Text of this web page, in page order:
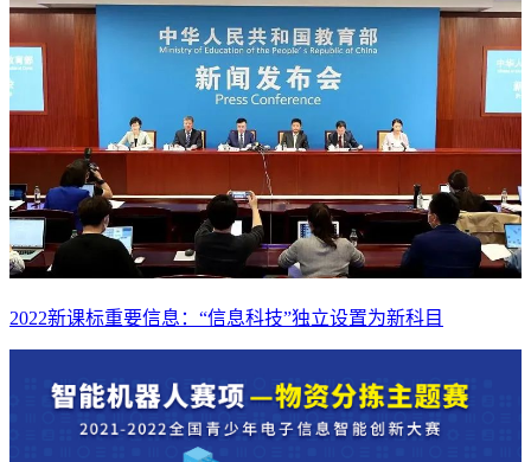
2022新课标重要信息：“信息科技”独立设置为新科目